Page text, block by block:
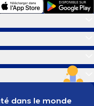
dans le monde